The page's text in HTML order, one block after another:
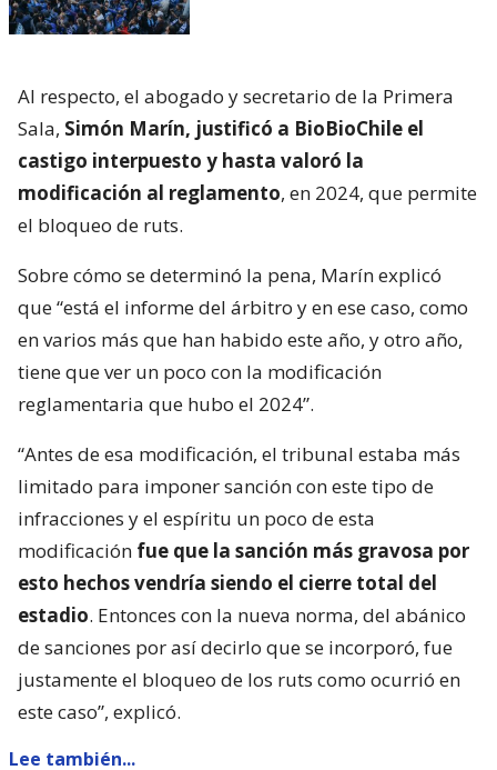
Al respecto, el abogado y secretario de la Primera
Sala, Simón Marín, justificó a BioBioChile el
castigo interpuesto y hasta valoró la
modificación al reglamento, en 2024, que permite
el bloqueo de ruts.
Sobre cómo se determinó la pena, Marín explicó
que “está el informe del árbitro y en ese caso, como
en varios más que han habido este año, y otro año,
tiene que ver un poco con la modificación
reglamentaria que hubo el 2024”.
“Antes de esa modificación, el tribunal estaba más
limitado para imponer sanción con este tipo de
infracciones y el espíritu un poco de esta
modificación fue que la sanción más gravosa por
esto hechos vendría siendo el cierre total del
estadio. Entonces con la nueva norma, del abánico
de sanciones por así decirlo que se incorporó, fue
justamente el bloqueo de los ruts como ocurrió en
este caso”, explicó.
Lee también...